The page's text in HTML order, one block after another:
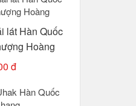
lát Hàn Quốc
Hoàng
đ